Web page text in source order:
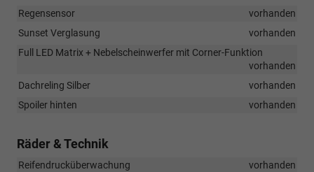
Regensensor
vorhanden
Sunset Verglasung
vorhanden
Full LED Matrix + Nebelscheinwerfer mit Corner-Funktion
vorhanden
Dachreling Silber
vorhanden
Spoiler hinten
vorhanden
Räder & Technik
Reifendrucküberwachung
vorhanden